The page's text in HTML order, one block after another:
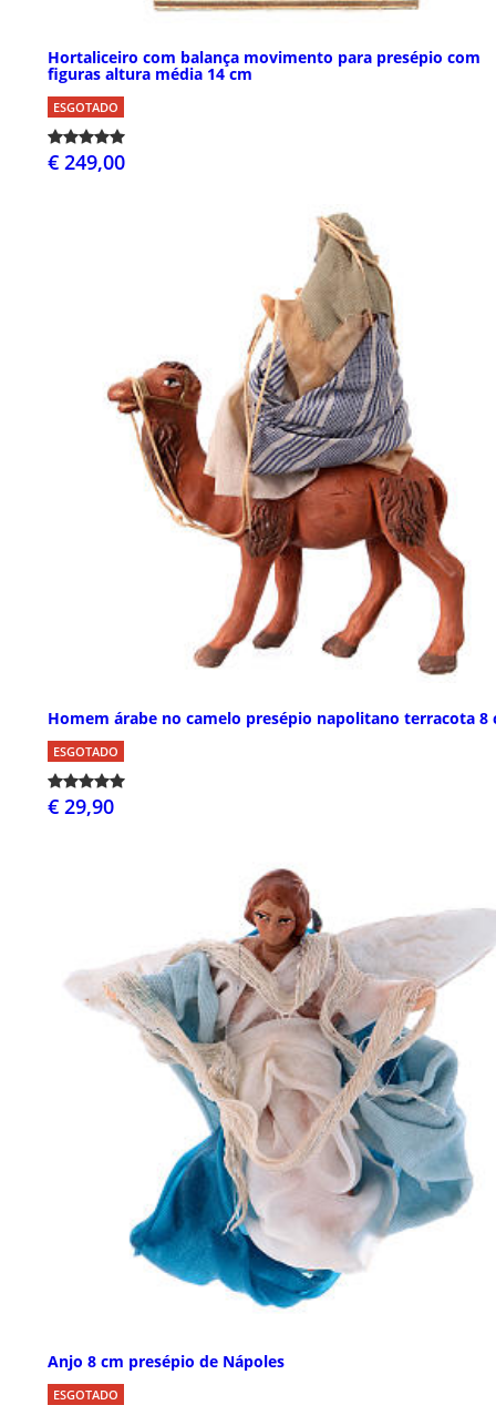
Hortaliceiro com balança movimento para presépio com
figuras altura média 14 cm
ESGOTADO
€ 249,00
Homem árabe no camelo presépio napolitano terracota 8
ESGOTADO
€ 29,90
Anjo 8 cm presépio de Nápoles
ESGOTADO